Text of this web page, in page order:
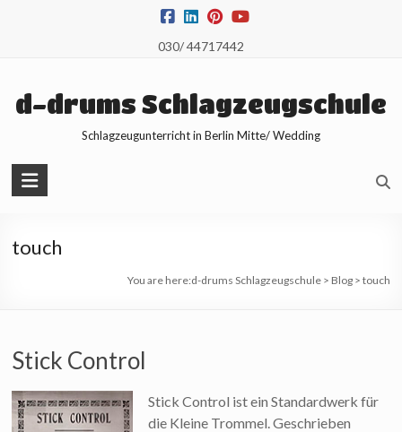
030/ 44717442
d-drums Schlagzeugschule
Schlagzeugunterricht in Berlin Mitte/ Wedding
touch
You are here:d-drums Schlagzeugschule> Blog> touch
Stick Control
Stick Control ist ein Standardwerk für
die Kleine Trommel. Geschrieben